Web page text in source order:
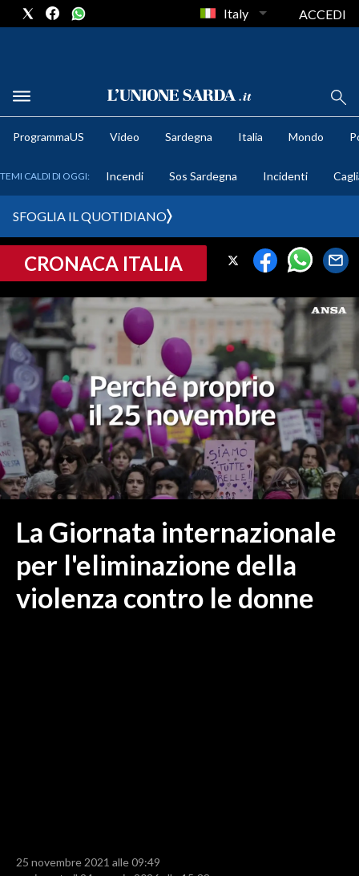
METEO
CRONACA SARDEGNA
PROVINCIA DI CAGLIARI
SULCIS IGLESIENTE
MEDIO CAMPIDANO
ORISTANO E PROVINCIA
SASSARI E PROVINCIA
GALLURA
NUORO E PROVINCIA
OGLIASTRA
ITALIA
MONDO
RISULTATI E CLASSIFICHE
Italy ACCEDI
ProgrammaUS Video Sardegna Italia Mondo
TEMI CALDI DI OGGI: Incendi Sos Sardegna Incidenti
SFOGLIA IL QUOTIDIANO
CRONACA ITALIA
La Giornata internazionale
per l'eliminazione della
violenza contro le donne
25 novembre 2021 alle 09:49